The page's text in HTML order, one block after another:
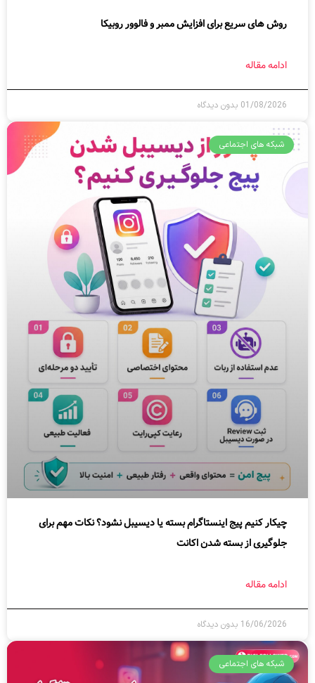
روش های سریع برای افزایش ممبر و فالوور روبیکا
ادامه مقاله
01/08/2026 بدون دیدگاه
شبکه های اجتماعی
چیکار کنیم پیج اینستاگرام بسته یا دیسیبل نشود؟ نکات مهم برای
جلوگیری از بسته شدن اکانت
ادامه مقاله
16/06/2026 بدون دیدگاه
شبکه های اجتماعی